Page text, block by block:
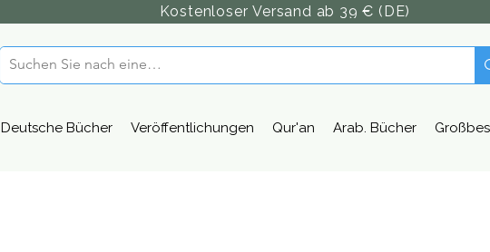
Kostenloser Versand ab 39 € (DE)
Deutsche Bücher Veröffentlichungen Qur'an Arab. Bücher